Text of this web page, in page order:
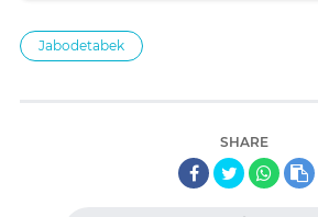
Jabodetabek
SHARE